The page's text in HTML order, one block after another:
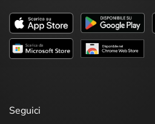
Seguici